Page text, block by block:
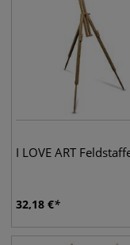
I LOVE ART
32,18 €